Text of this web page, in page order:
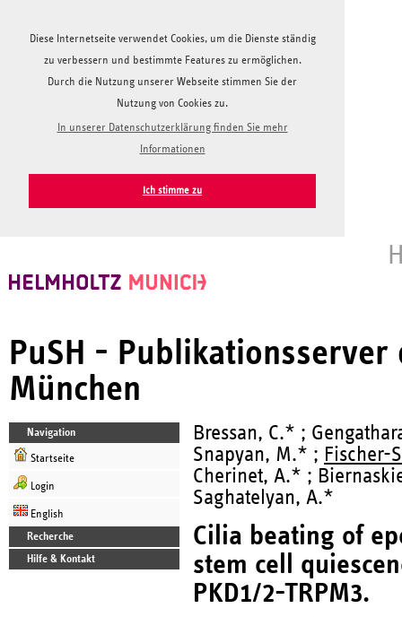
Diese Internetseite verwendet Cookies, um die Dienste ständig
zu verbessern und bestimmte Features zu ermöglichen.
Durch die Nutzung unserer Webseite stimmen Sie der
Nutzung von Cookies zu.
In unserer Datenschutzerklärung finden Sie mehr
Informationen
Ich stimme zu
PuSH -
München
Navigation
Startseite
Login
English
Recherche
Hilfe & Kontakt
Bressan, C.* ;
Snapyan, M.* ; Fischer-
Cherinet, A.* ;
Saghatelyan, A.*
Cilia beating of
stem cell
PKD1/2-TRPM3.